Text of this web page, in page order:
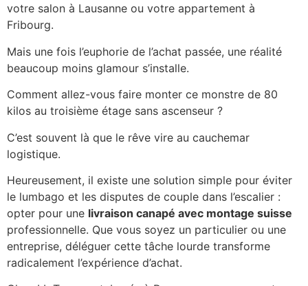
votre salon à Lausanne ou votre appartement à
Fribourg.
Mais une fois l’euphorie de l’achat passée, une réalité
beaucoup moins glamour s’installe.
Comment allez-vous faire monter ce monstre de 80
kilos au troisième étage sans ascenseur ?
C’est souvent là que le rêve vire au cauchemar
logistique.
Heureusement, il existe une solution simple pour éviter
le lumbago et les disputes de couple dans l’escalier :
opter pour une livraison canapé avec montage suisse
professionnelle. Que vous soyez un particulier ou une
entreprise, déléguer cette tâche lourde transforme
radicalement l’expérience d’achat.